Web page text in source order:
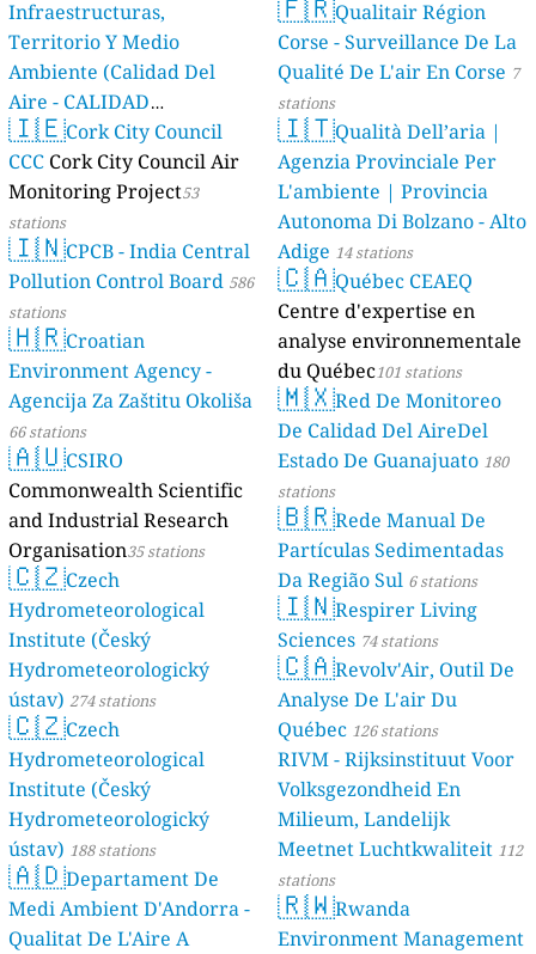
Infraestructuras,
Territorio Y Medio
Ambiente (Calidad Del
Aire - CALIDAD
AMBIENTAL) 23 stations
🇮🇪Cork City Council
CCC Cork City Council Air
Monitoring Project53
stations
🇮🇳CPCB - India Central
Pollution Control Board 586
stations
🇭🇷Croatian
Environment Agency -
Agencija Za Zaštitu Okoliša
66 stations
🇦🇺CSIRO
Commonwealth Scientific
and Industrial Research
Organisation35 stations
🇨🇿Czech
Hydrometeorological
Institute (Český
Hydrometeorologický
ústav) 274 stations
🇨🇿Czech
Hydrometeorological
Institute (Český
Hydrometeorologický
ústav) 188 stations
🇦🇩Departament De
Medi Ambient D'Andorra -
Qualitat De L'Aire A
🇫🇷Qualitair Région
Corse - Surveillance De La
Qualité De L'air En Corse 7
stations
🇮🇹Qualità Dell’aria |
Agenzia Provinciale Per
L'ambiente | Provincia
Autonoma Di Bolzano - Alto
Adige 14 stations
🇨🇦Québec CEAEQ
Centre d'expertise en
analyse environnementale
du Québec101 stations
🇲🇽Red De Monitoreo
De Calidad Del AireDel
Estado De Guanajuato 180
stations
🇧🇷Rede Manual De
Partículas Sedimentadas
Da Região Sul 6 stations
🇮🇳Respirer Living
Sciences 74 stations
🇨🇦Revolv'Air, Outil De
Analyse De L'air Du
Québec 126 stations
RIVM - Rijksinstituut Voor
Volksgezondheid En
Milieum, Landelijk
Meetnet Luchtkwaliteit 112
stations
🇷🇼Rwanda
Environment Management